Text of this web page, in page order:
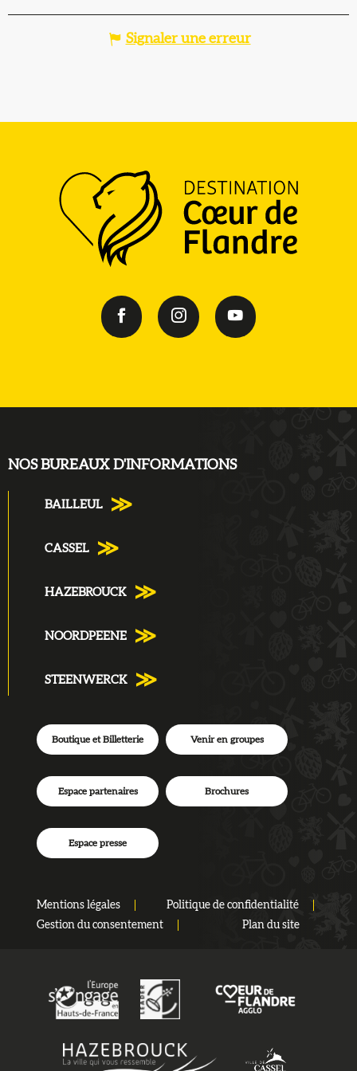
Signaler une erreur
NOS BUREAUX D'INFORMATIONS
BAILLEUL
CASSEL
HAZEBROUCK
NOORDPEENE
STEENWERCK
Mentions légales
Politique de confidentialité
Gestion du consentement
Plan du site
Boutique et Billetterie Venir en groupes
Espace partenaires Brochures
Espace presse